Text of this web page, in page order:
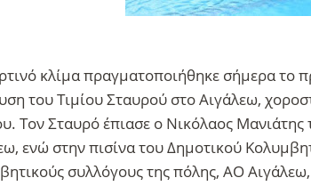
κλίμα πραγματοποιήθηκε σήμερα το
του Τιμίου Σταυρού στο Αιγάλεω,
Τον Σταυρό έπιασε ο Νικόλαος
ενώ στην πισίνα του Δημοτικού
συλλόγους της πόλης, ΑΟ